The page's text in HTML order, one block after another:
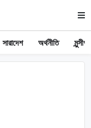
সারাদেশ অর্থনীতি